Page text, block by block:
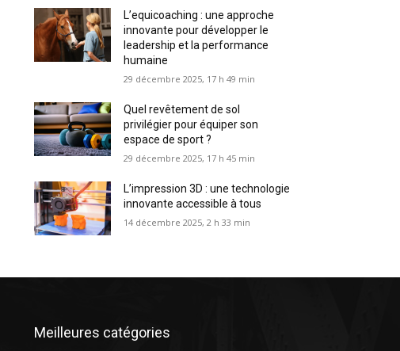
L’equicoaching : une approche
innovante pour développer le
leadership et la performance
humaine
29 décembre 2025, 17 h 49 min
Quel revêtement de sol
privilégier pour équiper son
espace de sport ?
29 décembre 2025, 17 h 45 min
L’impression 3D : une technologie
innovante accessible à tous
14 décembre 2025, 2 h 33 min
Meilleures catégories